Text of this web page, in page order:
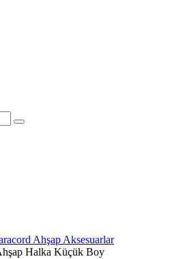
Ahşap Aksesuarlar
Halka Küçük Boy